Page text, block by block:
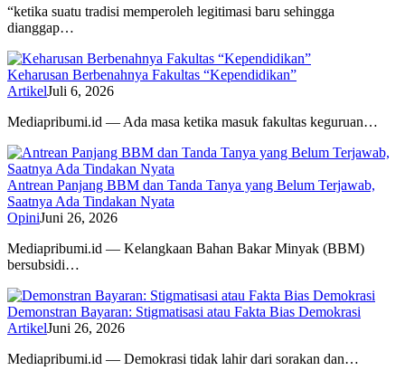
“ketika suatu tradisi memperoleh legitimasi baru sehingga
dianggap…
Keharusan Berbenahnya Fakultas “Kependidikan”
ArtikelJuli 6, 2026
Mediapribumi.id — Ada masa ketika masuk fakultas keguruan…
Antrean Panjang BBM dan Tanda Tanya yang Belum Terjawab,
Saatnya Ada Tindakan Nyata
OpiniJuni 26, 2026
Mediapribumi.id — Kelangkaan Bahan Bakar Minyak (BBM)
bersubsidi…
Demonstran Bayaran: Stigmatisasi atau Fakta Bias Demokrasi
ArtikelJuni 26, 2026
Mediapribumi.id — Demokrasi tidak lahir dari sorakan dan…